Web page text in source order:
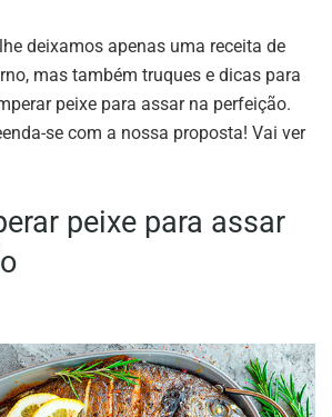
deixamos apenas uma receita de
mas também truques e dicas para
peixe para assar na perfeição.
se com a nossa proposta! Vai ver
peixe para assar